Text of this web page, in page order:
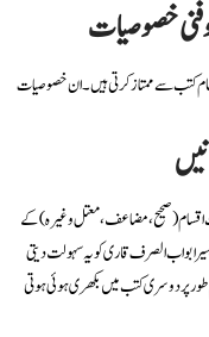
فنی خصوصیات
کتب سے ممتاز کرتی ہیں۔ ان خصوصیات
(صحیح، مضاعف، معتل وغیرہ) کے
ابواب الصرف قاری کو یہ سہولت دیتی
طور پر دوسری کتب میں بکھری ہوئی ہوتی